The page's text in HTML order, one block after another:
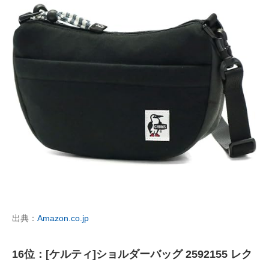
出典： Amazon.co.jp
16位：[ケルティ]ショルダーバッグ 2592155 レク